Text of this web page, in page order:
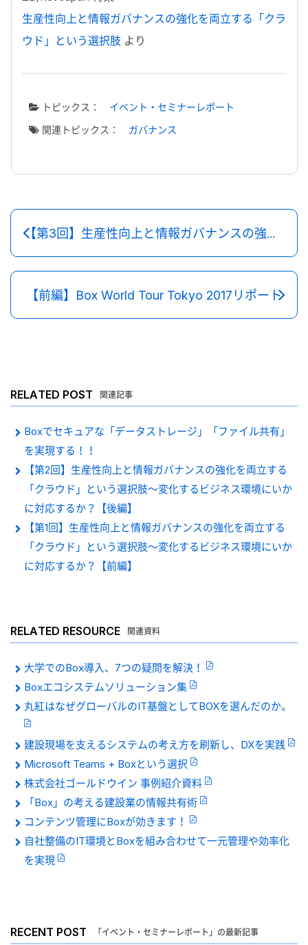
生産性向上と情報ガバナンスの強化を両立する「クラ
ウド」という選択肢 より
トピックス：
イベント・セミナーレポート
関連トピックス：
ガバナンス
【第3回】生産性向上と情報ガバナンスの強化を両立する「クラウド」という選択肢～初めてのクラウドはBoxから【前編】
【前編】Box World Tour Tokyo 2017リポート
RELATED POST 関連記事
Boxでセキュアな「データストレージ」「ファイル共有」
を実現する！！
【第2回】生産性向上と情報ガバナンスの強化を両立する
「クラウド」という選択肢～変化するビジネス環境にいか
に対応するか？【後編】
【第1回】生産性向上と情報ガバナンスの強化を両立する
「クラウド」という選択肢～変化するビジネス環境にいか
に対応するか？【前編】
RELATED RESOURCE 関連資料
大学でのBox導入、7つの疑問を解決！
Boxエコシステムソリューション集
丸紅はなぜグローバルのIT基盤としてBOXを選んだのか。
建設現場を支えるシステムの考え方を刷新し、DXを実践
Microsoft Teams + Boxという選択
株式会社ゴールドウイン 事例紹介資料
「Box」の考える建設業の情報共有術
コンテンツ管理にBoxが効きます！
自社整備のIT環境とBoxを組み合わせて一元管理や効率化
を実現
RECENT POST 「イベント・セミナーレポート」の最新記事